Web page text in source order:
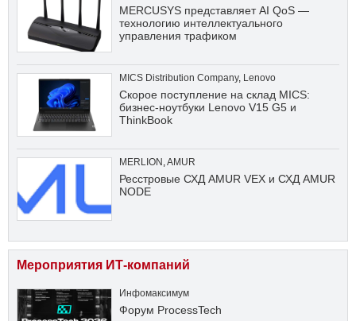
MERCUSYS представляет AI QoS —
технологию интеллектуального
управления трафиком
MICS Distribution Company, Lenovo
Скорое поступление на склад MICS:
бизнес-ноутбуки Lenovo V15 G5 и
ThinkBook
MERLION ,AMUR
Ресстровые СХД AMUR VEX и СХД AMUR
NODE
Мероприятия ИТ-компаний
Инфомаксимум
Форум ProcessTech